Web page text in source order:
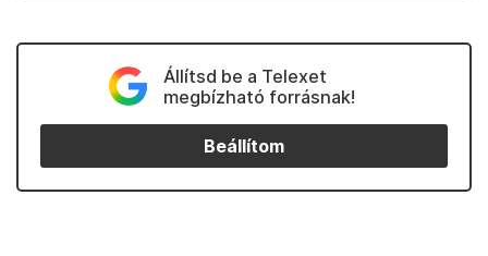
Állítsd be a Telexet
megbízható forrásnak!
Beállítom